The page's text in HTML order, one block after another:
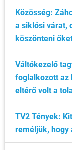
Közösség:
a siklósi várat,
köszönteni
Váltókezelő
foglalkozott az
eltérő volt a
TV2 Tények:
reméljük,